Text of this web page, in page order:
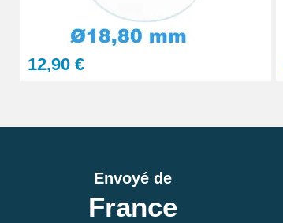
12,90 €
Envoyé de
France